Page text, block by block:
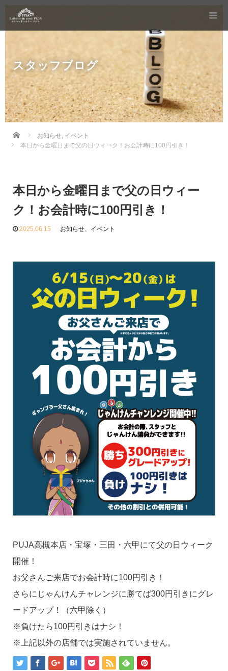
スタッフブログ
Home お知らせ, イベント
本日から金曜日まで父の日ウィーク！お会計時に100円引き！
本日から金曜日まで父の日ウィー
ク！お会計時に100円引き！
2025.06.15 お知らせ、 イベント
PUJA高槻本店・宝塚・三田・六甲にて父の日ウィーク
開催！
お父さんご来店でお会計時に100円引き！
さらにじゃんけんチャレンジに勝てば300円引きにグレ
ードアップ！（六甲除く）
※負けたら100円引きはナシ！
※上記以外の店舗では実施されていません。